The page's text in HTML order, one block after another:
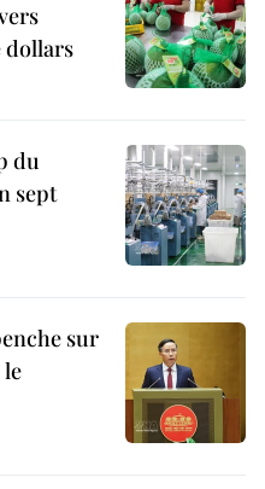
dollars
du
sept
sur